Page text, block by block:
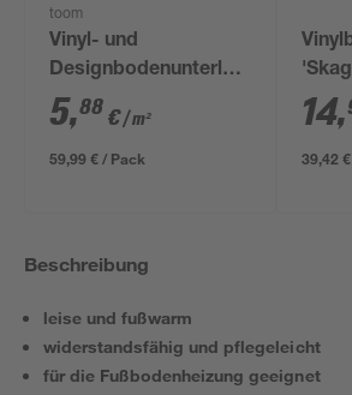
toom
Vinyl- und
Designbodenunterlage
'Aquastop' 1,5 mm,
1,2 x 8,5 m, 10,2 m² +
Tape
5,88 €/ m²
59,99 € / Pack
3,5
14,
39,42
Beschreibung
leise und fußwarm
widerstandsfähig und pflegeleicht
für die Fußbodenheizung geeignet